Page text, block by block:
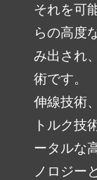
ニュー
朝日イ
医療関
メディ
それを可
らの高度
み出され
術です。
伸線技術
トルク技
ータルな
ノロジー